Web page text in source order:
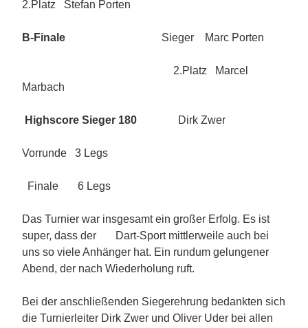
2.Platz Stefan Porten
B-Finale Sieger Marc Porten
2.Platz Marcel
Marbach
Highscore Sieger 180 Dirk Zwer
Vorrunde 3 Legs
Finale 6 Legs
Das Turnier war insgesamt ein großer Erfolg. Es ist
super, dass der Dart-Sport mittlerweile auch bei
uns so viele Anhänger hat. Ein rundum gelungener
Abend, der nach Wiederholung ruft.
Bei der anschließenden Siegerehrung bedankten sich
die Turnierleiter Dirk Zwer und Oliver Uder bei allen